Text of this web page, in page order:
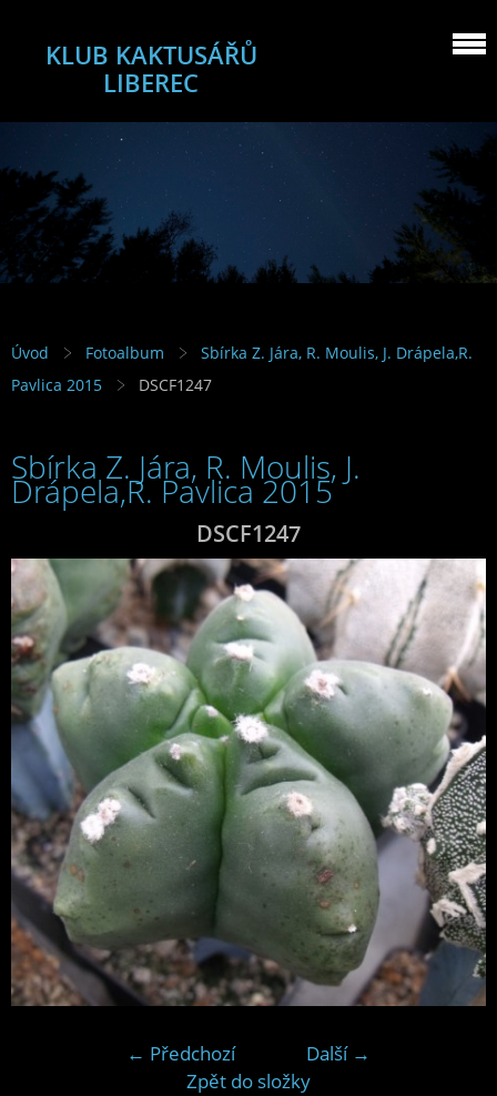
KLUB KAKTUSÁŘŮ
LIBEREC
Úvod Fotoalbum
Sbírka Z. Jára, R. Moulis, J. Drápela,R.
Pavlica 2015
DSCF1247
Sbírka Z. Jára, R. Moulis, J.
Drápela,R. Pavlica 2015
DSCF1247
← Předchozí
Další →
Zpět do složky